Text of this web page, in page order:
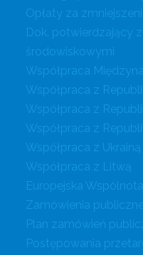
Opłaty za
Dok. potwierdzający
środowiskowymi
Współpraca
Współpraca z
Współpraca z
Współpraca z
Współpraca z Ukrainą
Współpraca z Litwą
Europejska
Zamówienia
Plan zamówień
Postępowania